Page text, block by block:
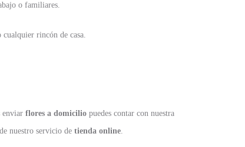
o familiares.
rincón de casa.
enviar flores a domicilio puedes contar con nuestra
nuestro servicio de tienda online.